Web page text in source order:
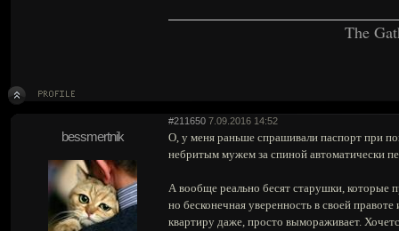
The
#211650 7.09.2016 14:52
bessmertnik
О, у меня раньше спрашивали паспорт при
небритым мужем за спиной автоматически
А вообще реально бесят старушки, которые
но бесконечная уверенность в своей
квартиру даже, просто вымораживает.